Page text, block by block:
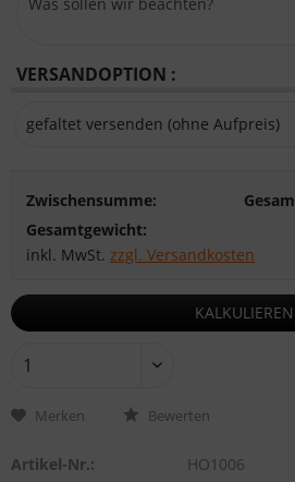
VERSANDOPTION :
Zwischensumme:
Gesamtgewicht:
inkl. MwSt.zzgl. Versandkosten
KALKULIEREN
Merken Bewerten
Artikel-Nr.: HO1006